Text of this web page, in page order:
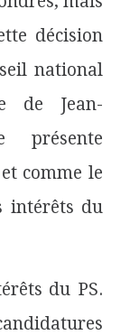
décision
national
de Jean-
présente
comme le
intérêts du
du PS.